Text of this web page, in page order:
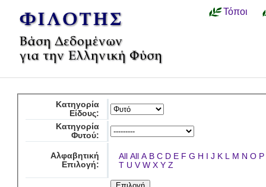
Τόποι
Κατηγορία
Είδους:
Κατηγορία
Φυτού:
Αλφαβητική
Επιλογή:
All All A B C D E F G H I J K L M N O P
T U V W X Y Z